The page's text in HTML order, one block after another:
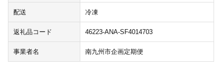
配送 冷凍
返礼品コード 46223-ANA-SF4014703
事業者名 南九州市企画定期便